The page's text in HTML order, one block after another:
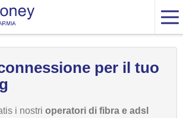
per il tuo
i nostri operatori di fibra e adsl